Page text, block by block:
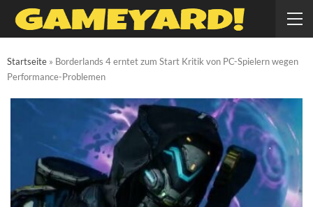
Startseite » Borderlands 4 erntet zum Start Kritik von PC-Spielern wegen
Performance-Problemen